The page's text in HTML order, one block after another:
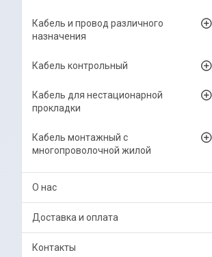
Кабель и провод различного
назначения
Кабель контрольный
Кабель для нестационарной
прокладки
Кабель монтажный с
многопроволочной жилой
О нас
Доставка и оплата
Контакты